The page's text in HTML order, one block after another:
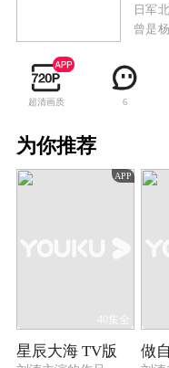
日军
曾是
为报
家财
和杨
英雄
超清画质 6
为你推荐
APP
40集全
星辰大海 TV版 做